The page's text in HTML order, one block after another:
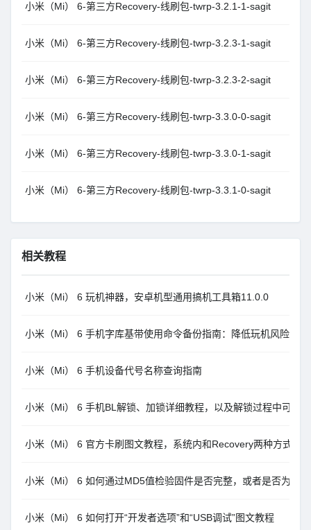
小米（Mi） 6-第三方Recovery-线刷包-twrp-3.2.1-1-sagit
小米（Mi） 6-第三方Recovery-线刷包-twrp-3.2.3-1-sagit
小米（Mi） 6-第三方Recovery-线刷包-twrp-3.2.3-2-sagit
小米（Mi） 6-第三方Recovery-线刷包-twrp-3.3.0-0-sagit
小米（Mi） 6-第三方Recovery-线刷包-twrp-3.3.0-1-sagit
小米（Mi） 6-第三方Recovery-线刷包-twrp-3.3.1-0-sagit
相关教程
小米（Mi） 6 玩机神器，安卓机型通用搞机工具箱11.0.0
小米（Mi） 6 手机字库基带使用命令备份指南：降低玩机风险
小米（Mi） 6 手机设备代号名称查询指南
小米（Mi） 6 手机BL解锁、加锁详细教程，以及解锁过程中可能
小米（Mi） 6 官方卡刷图文教程，系统内和Recovery两种方式
小米（Mi） 6 如何通过MD5值检验固件是否完整，或者是否为官
小米（Mi） 6 如何打开“开发者选项”和“USB调试”图文教程